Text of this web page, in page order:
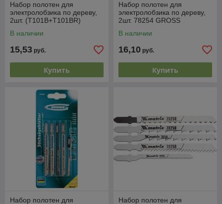
Набор полотен для
электролобзика по дереву,
2шт. (T101B+T101BR)
В наличии
15,53 руб.
Купить
Набор полотен для
электролобзика по дереву,
2шт. 78254 GROSS
В наличии
16,10 руб.
Купить
Набор полотен для
Набор полотен для